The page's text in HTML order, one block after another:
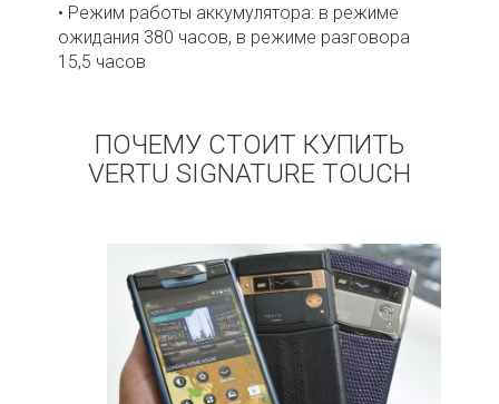
• Режим работы аккумулятора: в режиме
ожидания 380 часов, в режиме разговора
15,5 часов
ПОЧЕМУ СТОИТ КУПИТЬ
VERTU SIGNATURE TOUCH